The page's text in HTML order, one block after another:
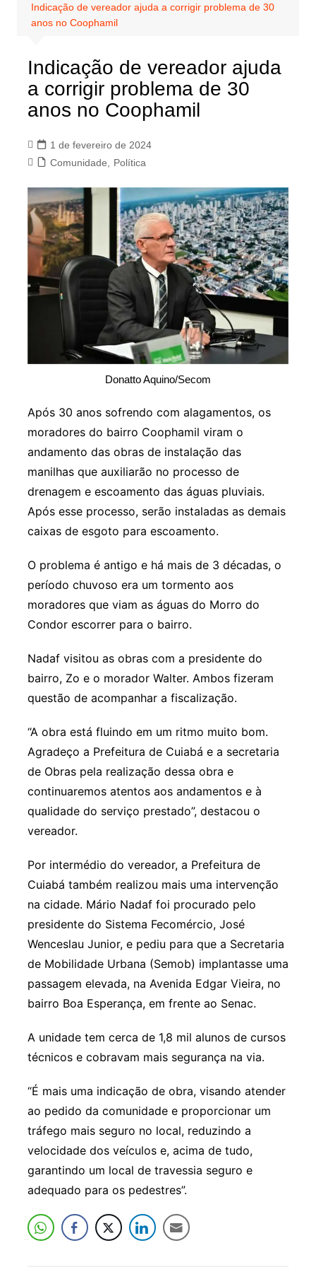
Indicação de vereador ajuda a corrigir problema de 30
anos no Coophamil
Indicação de vereador ajuda
a corrigir problema de 30
anos no Coophamil
1 de fevereiro de 2024
Comunidade
Política
Donatto Aquino/Secom
Após 30 anos sofrendo com alagamentos, os
moradores do bairro Coophamil viram o
andamento das obras de instalação das
manilhas que auxiliarão no processo de
drenagem e escoamento das águas pluviais.
Após esse processo, serão instaladas as demais
caixas de esgoto para escoamento.
O problema é antigo e há mais de 3 décadas, o
período chuvoso era um tormento aos
moradores que viam as águas do Morro do
Condor escorrer para o bairro.
Nadaf visitou as obras com a presidente do
bairro, Zo e o morador Walter. Ambos fizeram
questão de acompanhar a fiscalização.
“A obra está fluindo em um ritmo muito bom.
Agradeço a Prefeitura de Cuiabá e a secretaria
de Obras pela realização dessa obra e
continuaremos atentos aos andamentos e à
qualidade do serviço prestado”, destacou o
vereador.
Por intermédio do vereador, a Prefeitura de
Cuiabá também realizou mais uma intervenção
na cidade. Mário Nadaf foi procurado pelo
presidente do Sistema Fecomércio, José
Wenceslau Junior, e pediu para que a Secretaria
de Mobilidade Urbana (Semob) implantasse uma
passagem elevada, na Avenida Edgar Vieira, no
bairro Boa Esperança, em frente ao Senac.
A unidade tem cerca de 1,8 mil alunos de cursos
técnicos e cobravam mais segurança na via.
“É mais uma indicação de obra, visando atender
ao pedido da comunidade e proporcionar um
tráfego mais seguro no local, reduzindo a
velocidade dos veículos e, acima de tudo,
garantindo um local de travessia seguro e
adequado para os pedestres”.